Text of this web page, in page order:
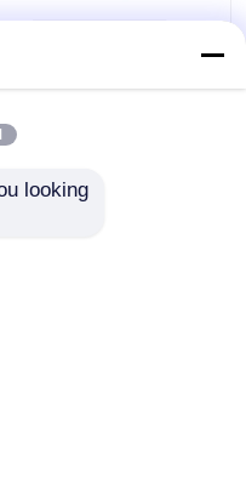
スーパーセル型ゴムフ
る海上アプリケーシ
ン
looking